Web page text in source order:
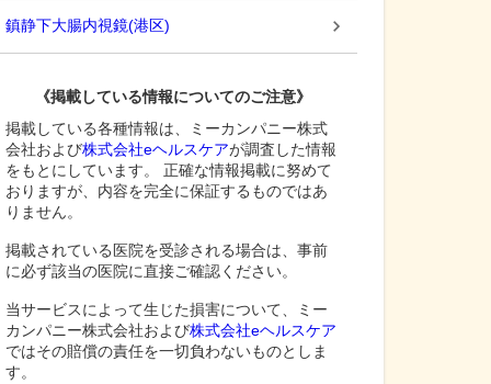
鎮静下大腸内視鏡(港区)
《掲載している情報についてのご注意》
掲載している各種情報は、ミーカンパニー株式
会社および株式会社eヘルスケアが調査した情報
をもとにしています。 正確な情報掲載に努めて
おりますが、内容を完全に保証するものではあ
りません。
掲載されている医院を受診される場合は、事前
に必ず該当の医院に直接ご確認ください。
当サービスによって生じた損害について、ミー
カンパニー株式会社および株式会社eヘルスケア
ではその賠償の責任を一切負わないものとしま
す。